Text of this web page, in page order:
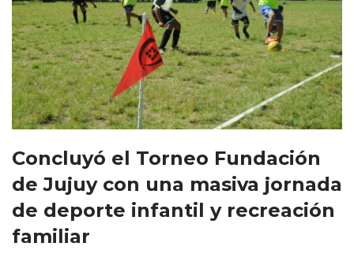
Concluyó el Torneo Fundación
de Jujuy con una masiva jornada
de deporte infantil y recreación
familiar